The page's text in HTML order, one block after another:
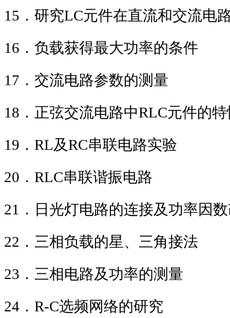
15 ．研究LC元件在直流和交流电
16 ．负载获得最大功率的条件
17 ．交流电路参数的测量
18 ．正弦交流电路中RLC元件的
19 ． RL及RC串联电路实验
20 ． RLC串联谐振电路
21 ．日光灯电路的连接及功率因
22 ．三相负载的星、三角接法
23 ．三相电路及功率的测量
24 ． R-C选频网络的研究